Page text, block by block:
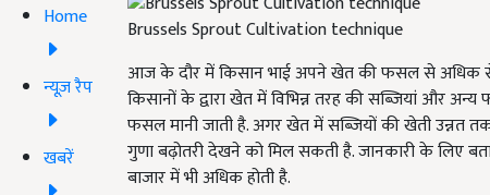
Home
न्यूज़ रैप
खबरें
Brussels Sprout Cultivation technique
आज के दौर में किसान भाई अपने खेत की फसल से अधिक से
किसानों के द्वारा खेत में विभिन्न तरह की सब्जियां और
फसल मानी जाती है. अगर खेत में सब्जियों की खेती उन्नत
गुणा बढ़ोतरी देखने को मिल सकती है. जानकारी के लिए
बाजार में भी अधिक होती है.